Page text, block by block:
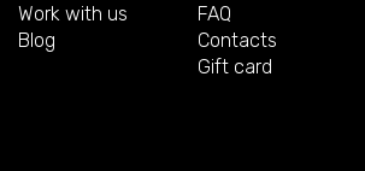
Work with us
Blog
FAQ
Contacts
Gift card